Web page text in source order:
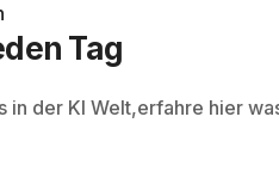
Tag
in der KI Welt,erfahre hier